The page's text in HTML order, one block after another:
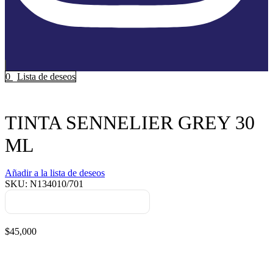
0
Lista de deseos
TINTA SENNELIER GREY 30
ML
Añadir a la lista de deseos
SKU: N134010/701
$45,000